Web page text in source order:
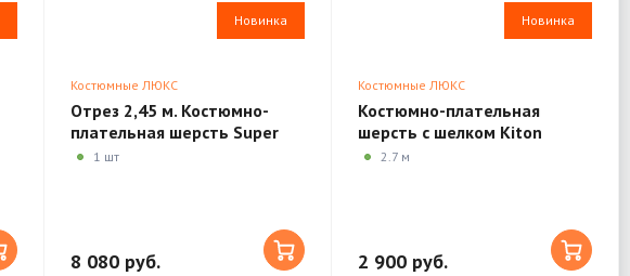
Новинка
Костюмные ЛЮКС
Отрез 2,45 м. Костюмно-
плательная шерсть Super
130'S Carnet XL67
1 шт
8 080 руб.
Новинка
Костюмные ЛЮКС
Костюмно-плательная
шерсть с шелком Kiton
MV423
2.7 м
2 900 руб.